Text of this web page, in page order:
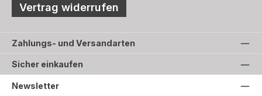
Vertrag widerrufen
Zahlungs- und Versandarten
Sicher einkaufen
Newsletter